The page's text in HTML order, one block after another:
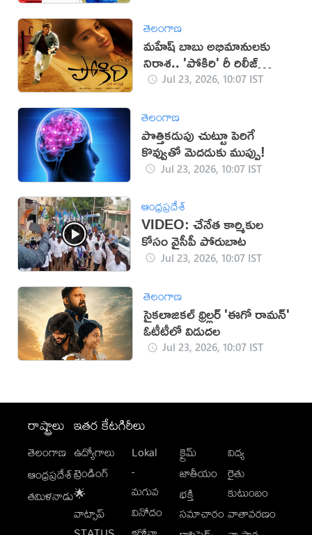
తెలంగాణ
మహేష్ బాబు అభిమానులకు
నిరాశ.. 'పోకిరి' రీ రిలీజ్
వాయిదా
Jul 23, 2026, 10:07 IST
తెలంగాణ
పొత్తికడుపు చుట్టూ పెరిగే
కొవ్వుతో మెదడుకు ముప్పు!
Jul 23, 2026, 10:07 IST
ఆంధ్రప్రదేశ్
VIDEO: చేనేత కార్మికుల
కోసం వైసీపీ పోరుబాట
Jul 23, 2026, 10:07 IST
తెలంగాణ
సైకలాజికల్ థ్రిల్లర్ 'ఈగో రామన్'
ఓటీటీలో విడుదల
Jul 23, 2026, 10:07 IST
రాష్ట్రాలు
తెలంగాణ
ఆంధ్రప్రదేశ్
తమిళనాడు
ఇతర కేటగిరీలు
ఉద్యోగాలు
ట్రెండింగ్
🌟
వాట్సాప్
Lokal
-
మగువ
వినోదం
క్రైమ్
జాతీయం
భక్తి
సమాచారం
విద్య
రైతు
కుటుంబం
వాతావరణం